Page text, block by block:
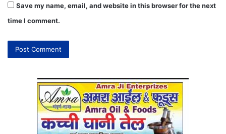
Save my name, email, and website in this browser for the next
time I comment.